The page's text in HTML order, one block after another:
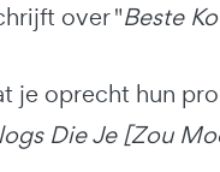
over "Beste
je oprecht hun
Die Je [Zou